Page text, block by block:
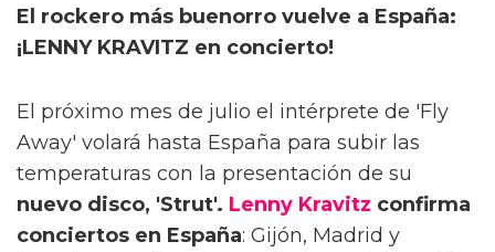
El rockero más buenorro vuelve a España:
¡LENNY KRAVITZ en concierto!
El próximo mes de julio el intérprete de 'Fly
Away' volará hasta España para subir las
temperaturas con la presentación de su
nuevo disco, 'Strut'. Lenny Kravitz confirma
conciertos en España: Gijón, Madrid y